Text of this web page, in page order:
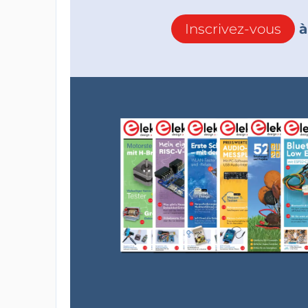
Inscrivez-vous à